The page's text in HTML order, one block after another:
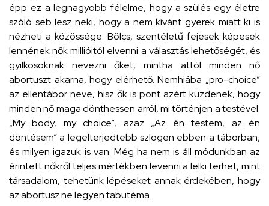
épp ez a legnagyobb félelme, hogy a szülés egy életre
szóló seb lesz neki, hogy a nem kívánt gyerek miatt ki is
nézheti a közössége. Bölcs, szentéletű fejesek képesek
lennének nők millióitól elvenni a választás lehetőségét, és
gyilkosoknak nevezni őket, mintha attól minden nő
abortuszt akarna, hogy elérhető. Nemhiába „pro-choice”
az ellentábor neve, hisz ők is pont azért küzdenek, hogy
minden nő maga dönthessen arról, mi történjen a testével.
„My body, my choice”, azaz „Az én testem, az én
döntésem” a legelterjedtebb szlogen ebben a táborban,
és milyen igazuk is van. Még ha nem is áll módunkban az
érintett nőkről teljes mértékben levenni a lelki terhet, mint
társadalom, tehetünk lépéseket annak érdekében, hogy
az abortusz ne legyen tabutéma.